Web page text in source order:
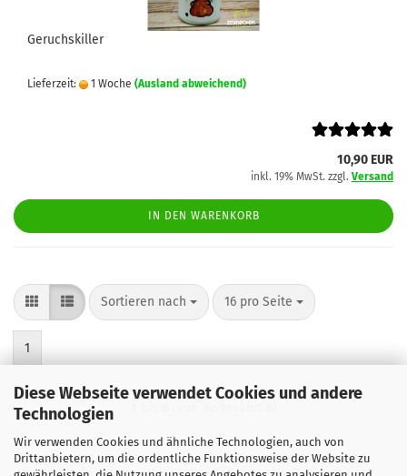
Diese Webseite verwendet Cookies und andere
Technologien
Wir verwenden Cookies und ähnliche Technologien, auch von
Drittanbietern, um die ordentliche Funktionsweise der Website zu
Geruchskiller
Lieferzeit: 1 Woche (Ausland abweichend)
10,90 EUR
inkl. 19% MwSt. zzgl. Versand
IN DEN WARENKORB
Sortieren nach
Sortieren nach 16 pro Seite
pro Seite
1